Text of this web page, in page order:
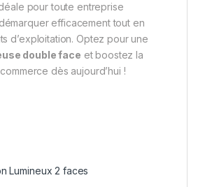
pour toute entreprise
efficacement tout en
d’exploitation. Optez pour une
double face et boostez la
dès aujourd’hui !
Lumineux 2 faces